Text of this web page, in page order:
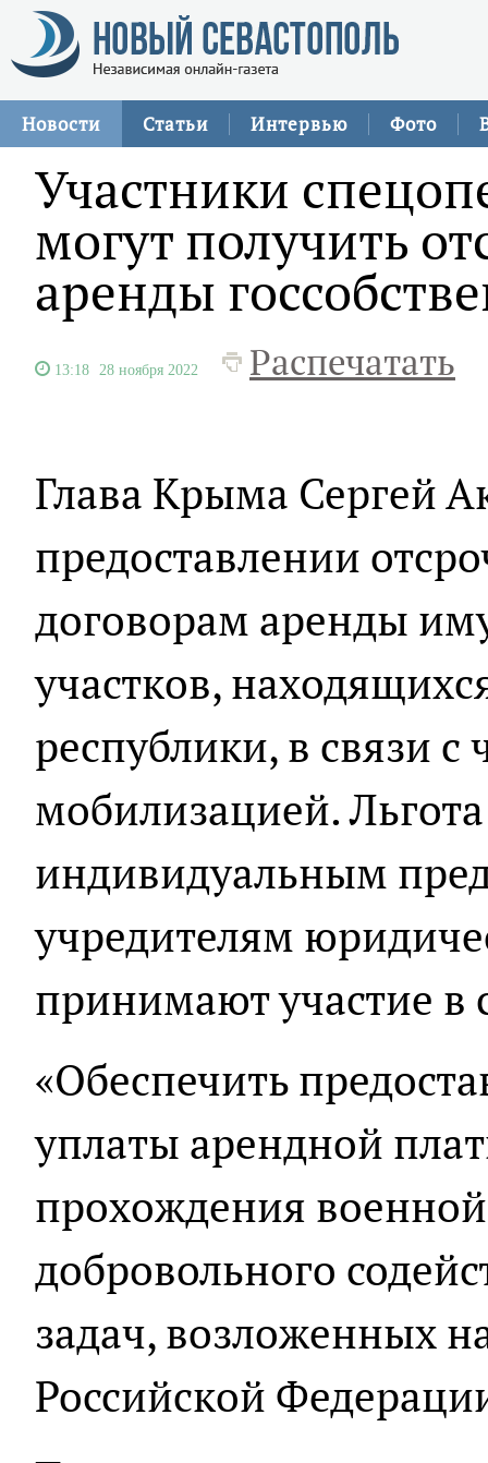
Новости Статьи Интервью Фото
Участники
могут получить
аренды
13:18 28 ноября 2022 Распечатать
Глава Крыма Сергей
предоставлении
договорам аренды
участков,
республики, в связи с
мобилизацией.
индивидуальным
учредителям
принимают участие в
«Обеспечить
уплаты арендной
прохождения
добровольного
задач, возложенных
Российской